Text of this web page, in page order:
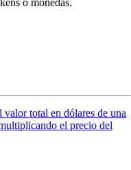
total en dólares de una
el precio del